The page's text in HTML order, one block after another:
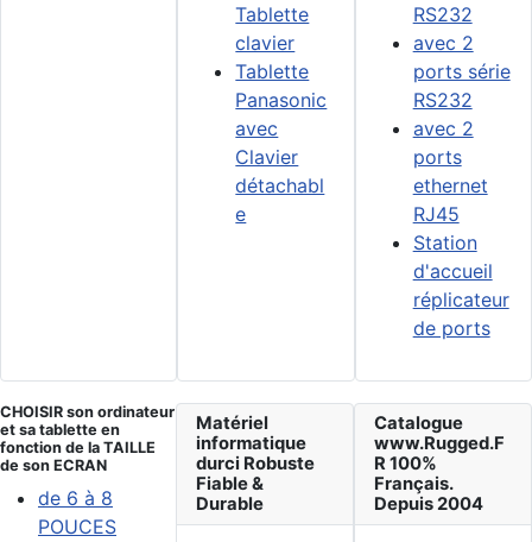
Tablette
clavier
Tablette
Panasonic
avec
Clavier
détachabl
e
RS232
avec 2
ports série
RS232
avec 2
ports
ethernet
RJ45
Station
d'accueil
réplicateur
de ports
CHOISIR son ordinateur
et sa tablette en
fonction de la TAILLE
de son ECRAN
de 6 à 8
POUCES
Matériel
informatique
durci Robuste
Fiable &
Durable
Catalogue
www.Rugged.F
R 100%
Français.
Depuis 2004